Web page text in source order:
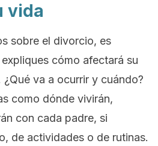
vida
sobre el divorcio, es
cómo afectará su
va a ocurrir y cuándo?
como dónde vivirán,
con cada padre, si
de actividades o de rutinas.